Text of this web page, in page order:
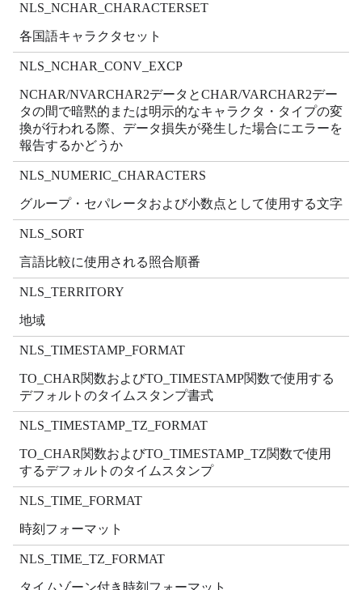
NLS_NCHAR_CHARACTERSET
各国語キャラクタセット
NLS_NCHAR_CONV_EXCP
NCHAR/NVARCHAR2データとCHAR/VARCHAR2デー
タの間で暗黙的または明示的なキャラクタ・タイプの変
換が行われる際、データ損失が発生した場合にエラーを
報告するかどうか
NLS_NUMERIC_CHARACTERS
グループ・セパレータおよび小数点として使用する文字
NLS_SORT
言語比較に使用される照合順番
NLS_TERRITORY
地域
NLS_TIMESTAMP_FORMAT
TO_CHAR関数およびTO_TIMESTAMP関数で使用する
デフォルトのタイムスタンプ書式
NLS_TIMESTAMP_TZ_FORMAT
TO_CHAR関数およびTO_TIMESTAMP_TZ関数で使用
するデフォルトのタイムスタンプ
NLS_TIME_FORMAT
時刻フォーマット
NLS_TIME_TZ_FORMAT